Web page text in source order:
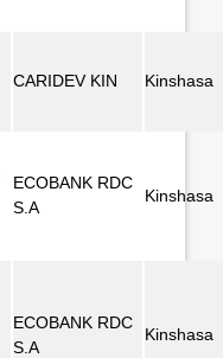
CARIDEV KIN Kinshasa
ECOBANK RDC
S.A
Kinshasa
ECOBANK RDC
S.A
Kinshasa